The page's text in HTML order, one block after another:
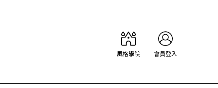
風格學院 會員登入